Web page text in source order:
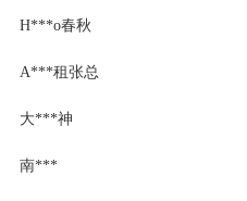
H***o春秋
A***租张总
大***神
南***